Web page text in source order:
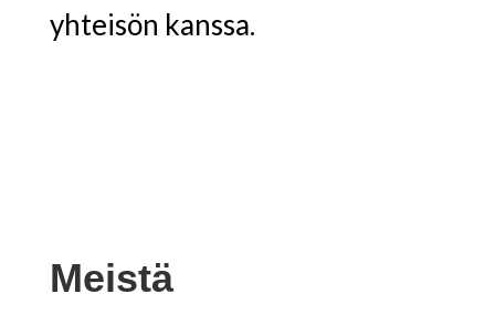
yhteisön kanssa.
Meistä